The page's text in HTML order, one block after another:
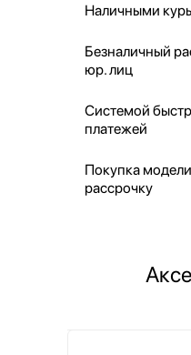
Наличными
Безналичный
юр. лиц
Системой
платежей
Покупка
рассрочку